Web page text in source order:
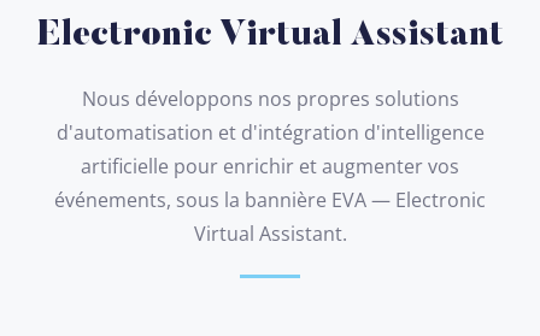
Electronic Virtual Assistant
Nous développons nos propres solutions
d'automatisation et d'intégration d'intelligence
artificielle pour enrichir et augmenter vos
événements, sous la bannière EVA — Electronic
Virtual Assistant.